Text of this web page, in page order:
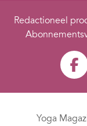
Redactioneel
Yoga